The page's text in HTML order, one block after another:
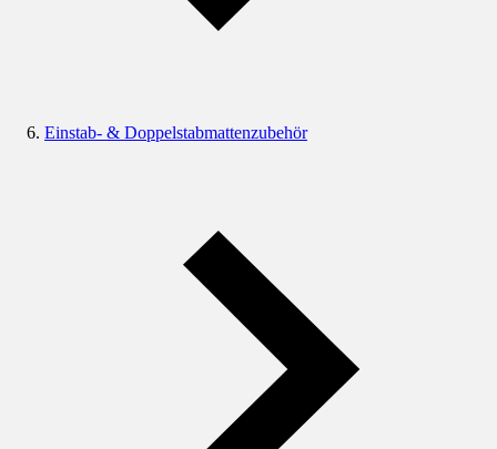
Einstab- & Doppelstabmattenzubehör